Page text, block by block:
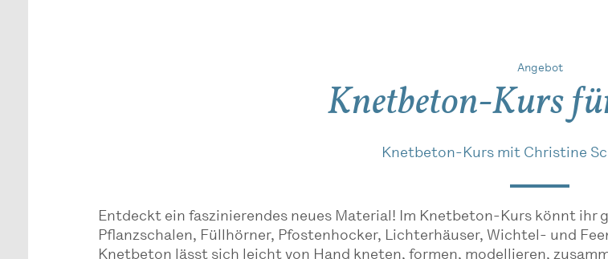
Angebot
Knetbeton-Kurs
Knetbeton-Kurs mit Christine
Entdeckt ein faszinierendes neues Material! Im Knetbeton-Kurs könnt ihr
Pflanzschalen, Füllhörner, Pfostenhocker, Lichterhäuser, Wichtel- und
Knetbeton lässt sich leicht von Hand kneten, formen, modellieren,